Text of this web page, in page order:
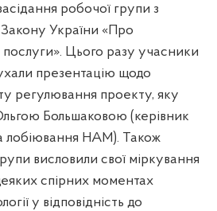
робочої групи з
України «Про
послуги». Цього разу учасники
презентацію щодо
регулювання проекту, яку
Большаковою (керівник
лобіювання НАМ). Також
висловили свої міркування
спірних моментах
у відповідність до